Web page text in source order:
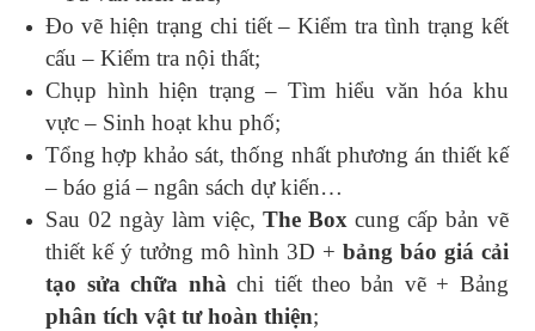
Đo vẽ hiện trạng chi tiết – Kiểm tra tình trạng kết
cấu – Kiểm tra nội thất;
Chụp hình hiện trạng – Tìm hiểu văn hóa khu
vực – Sinh hoạt khu phố;
Tổng hợp khảo sát, thống nhất phương án thiết kế
– báo giá – ngân sách dự kiến…
Sau 02 ngày làm việc, The Box cung cấp bản vẽ
thiết kế ý tưởng mô hình 3D + bảng báo giá cải
tạo sửa chữa nhàchi tiết theo bản vẽ + Bảng
phân tích vật tư hoàn thiện;